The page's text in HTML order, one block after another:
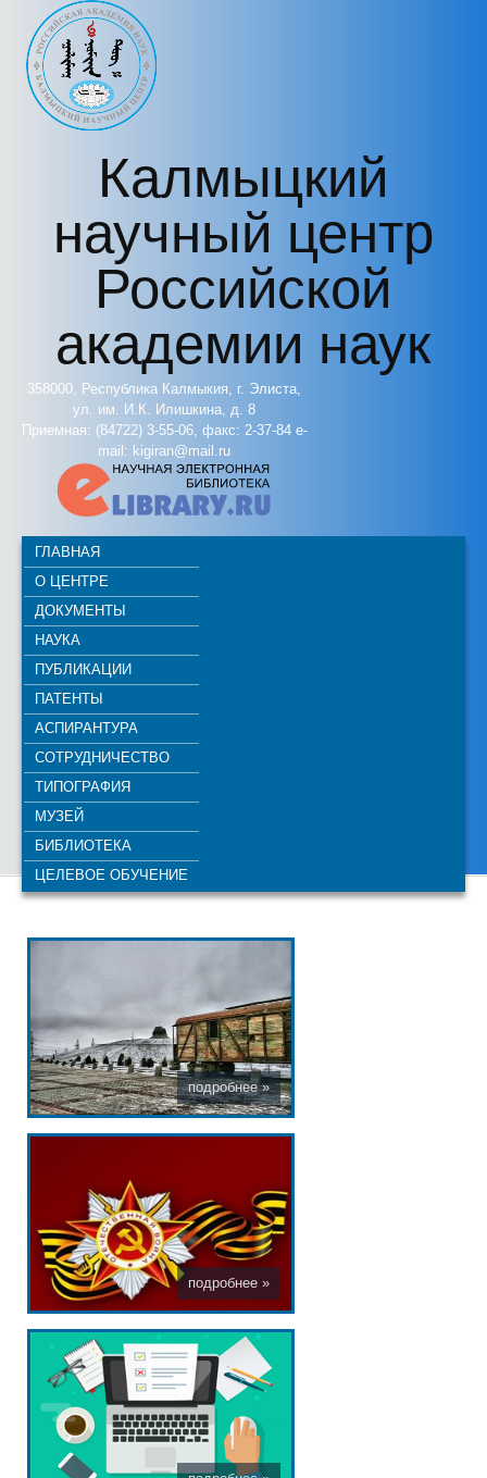
Перейти к основному содержанию
Калмыцкий
научный центр
Российской
академии наук
358000, Республика Калмыкия, г. Элиста,
ул. им. И.К. Илишкина, д. 8
Приемная: (84722) 3-55-06, факс: 2-37-84 e-
mail: kigiran@mail.ru
ГЛАВНАЯ
О ЦЕНТРЕ
ДОКУМЕНТЫ
НАУКА
ПУБЛИКАЦИИ
ПАТЕНТЫ
АСПИРАНТУРА
СОТРУДНИЧЕСТВО
ТИПОГРАФИЯ
МУЗЕЙ
БИБЛИОТЕКА
ЦЕЛЕВОЕ ОБУЧЕНИЕ